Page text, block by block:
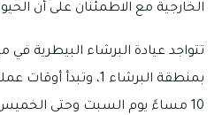
الخارجية مع الاطمئنان على أن
تتواجد عيادة البرشاء البيطرية